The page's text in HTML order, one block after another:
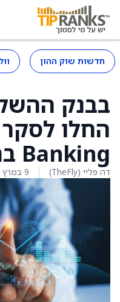
חדשות שוק ההון
בבנק
Banking בהמלצת קנייה
דה פליי (TheFly) 9 במרץ 2026